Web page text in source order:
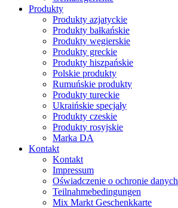
Produkty
Produkty azjatyckie
Produkty bałkańskie
Produkty węgierskie
Produkty greckie
Produkty hiszpańskie
Polskie produkty
Rumuńskie produkty
Produkty tureckie
Ukraińskie specjały
Produkty czeskie
Produkty rosyjskie
Marka DA
Kontakt
Kontakt
Impressum
Oświadczenie o ochronie danych
Teilnahmebedingungen
Mix Markt Geschenkkarte